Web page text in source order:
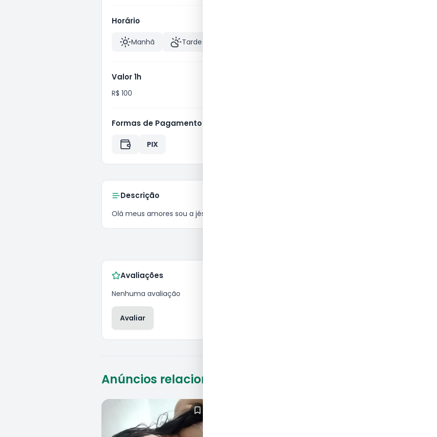
Horário
Manhã Tarde
Valor 1h
R$ 100
Formas de Pagamento
PIX
Descrição
olá meus amores sou a jéssica safadinha e a gostosinha e educada e cheirosa faço tudo na
Avaliações
Nenhuma avaliação
Avaliar
Anúncios relacionados em